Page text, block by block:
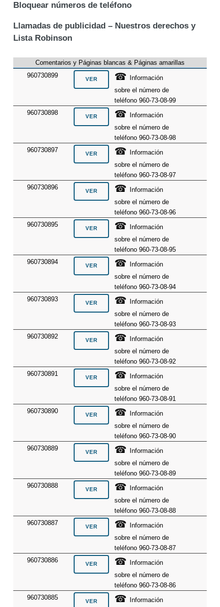
Bloquear números de teléfono
Llamadas de publicidad – Nuestros derechos y
Lista Robinson
Comentarios y Páginas blancas & Páginas amarillas
960730899
☎
Información
sobre el número de
teléfono 960-73-08-99
960730898
☎
Información
sobre el número de
teléfono 960-73-08-98
960730897
☎
Información
sobre el número de
teléfono 960-73-08-97
960730896
☎
Información
sobre el número de
teléfono 960-73-08-96
960730895
☎
Información
sobre el número de
teléfono 960-73-08-95
960730894
☎
Información
sobre el número de
teléfono 960-73-08-94
960730893
☎
Información
sobre el número de
teléfono 960-73-08-93
960730892
☎
Información
sobre el número de
teléfono 960-73-08-92
960730891
☎
Información
sobre el número de
teléfono 960-73-08-91
960730890
☎
Información
sobre el número de
teléfono 960-73-08-90
960730889
☎
Información
sobre el número de
teléfono 960-73-08-89
960730888
☎
Información
sobre el número de
teléfono 960-73-08-88
960730887
☎
Información
sobre el número de
teléfono 960-73-08-87
960730886
☎
Información
sobre el número de
teléfono 960-73-08-86
960730885
☎ Información